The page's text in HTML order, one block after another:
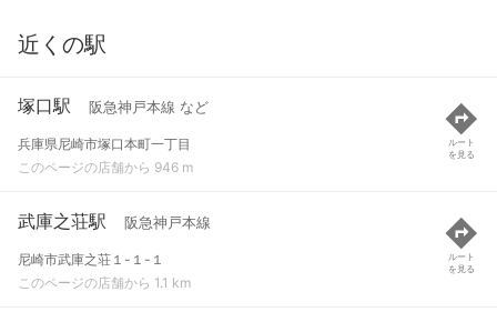
近くの駅
塚口駅 阪急神戸本線 など
兵庫県尼崎市塚口本町一丁目
このページの店舗から 946 m
ルート
を見る
武庫之荘駅 阪急神戸本線
尼崎市武庫之荘１-１-１
このページの店舗から 1.1 km
ルート
を見る